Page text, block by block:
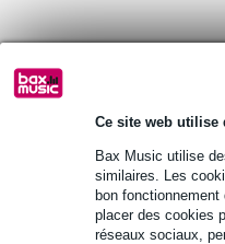
Ce site web utilise
Bax Music utilise
similaires. Les
bon
placer des cookies
réseaux sociaux,
Informations
Afficher toutes les
Autres variantes (16)